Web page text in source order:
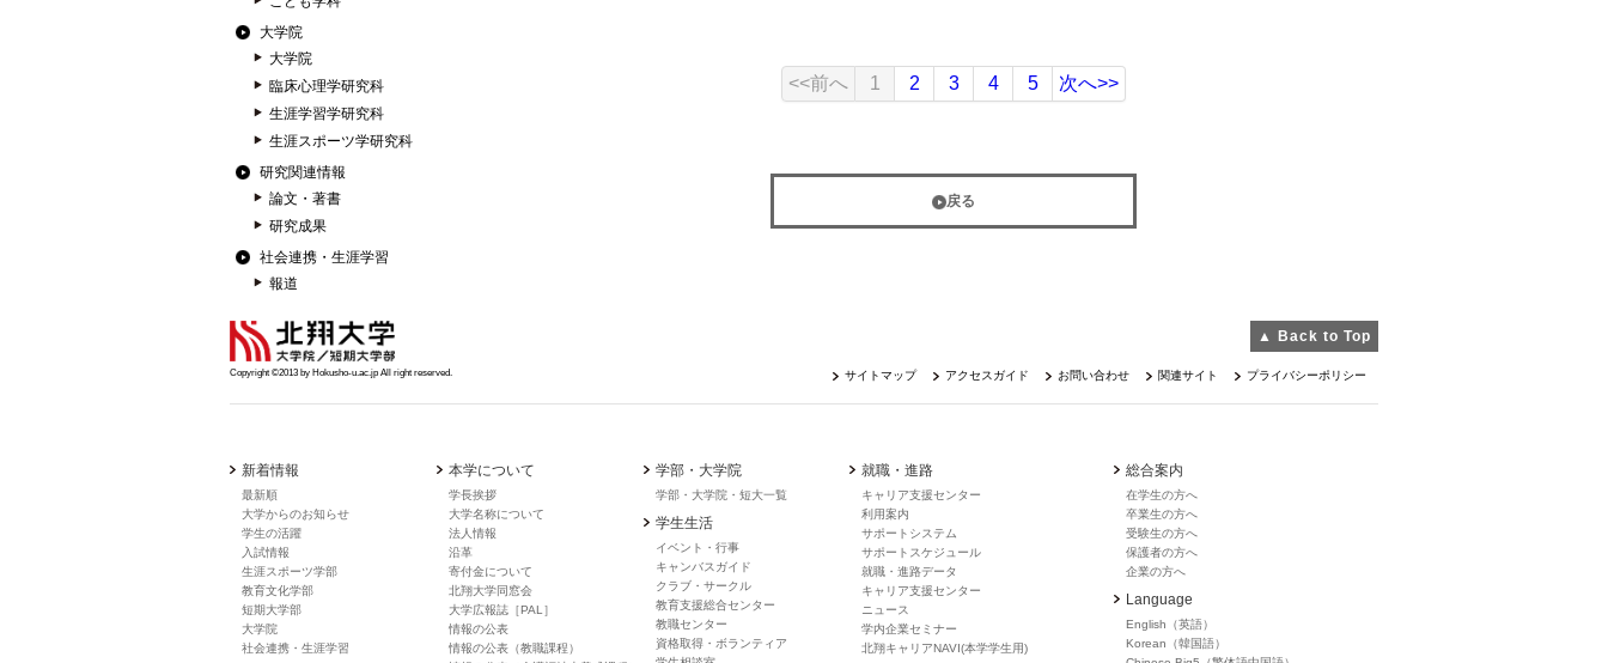
大学院
大学院
臨床心理学研究科
生涯学習学研究科
生涯スポーツ学研究科
研究関連情報
論文・著書
研究成果
社会連携・生涯学習
報道
<<前へ 1 2 3 4 5 次へ>>
戻る
▲ Back to Top
Copyright ©2013 by Hokusho-u.ac.jp All right reserved. サイトマップ アクセスガイド お問い合わせ 関連サイト プライバシーポリシー
新着情報
最新順
大学からのお知らせ
学生の活躍
入試情報
生涯スポーツ学部
教育文化学部
短期大学部
大学院
社会連携・生涯学習
本学について
学長挨拶
大学名称について
法人情報
沿革
寄付金について
北翔大学同窓会
大学広報誌［PAL］
情報の公表
情報の公表（教職課程）
学部・大学院
学部・大学院・短大一覧
学生生活
イベント・行事
キャンバスガイド
クラブ・サークル
教育支援総合センター
教職センター
資格取得・ボランティア
就職・進路
キャリア支援センター
利用案内
サポートシステム
サポートスケジュール
就職・進路データ
キャリア支援センター
ニュース
学内企業セミナー
北翔キャリアNAVI(本学学生用)
総合案内
在学生の方へ
卒業生の方へ
受験生の方へ
保護者の方へ
企業の方へ
Language
English（英語）
Korean（韓国語）